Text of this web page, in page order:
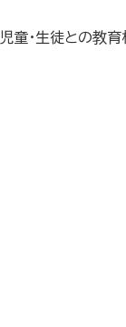
童・生徒との教